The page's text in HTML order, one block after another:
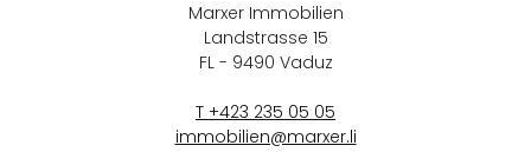
Marxer Immobilien
Landstrasse 15
FL - 9490 Vaduz
T +423 235 05 05
immobilien@marxer.li